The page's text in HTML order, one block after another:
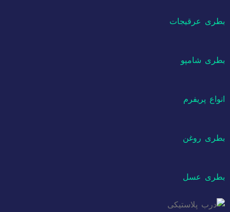
بطری عرقیجات
بطری شامپو
انواع پریفرم
بطری روغن
بطری عسل